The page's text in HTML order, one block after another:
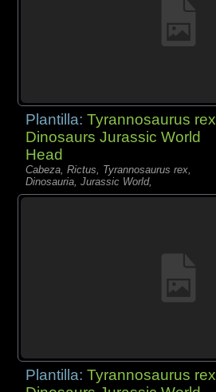
Plantilla:Tyrannosaurus rex
Dinosaurs Jurassic World
Head
Cabeza, Rictus, Tyrannosaurus rex,
Dinosauria, Jurassic World,
Plantilla:Tyrannosaurus rex